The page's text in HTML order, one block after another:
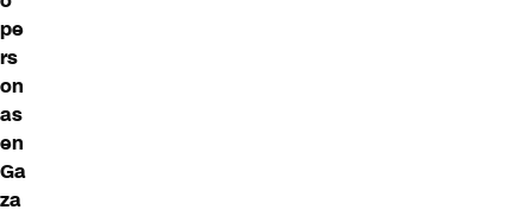
pe
rs
on
as
en
Ga
za